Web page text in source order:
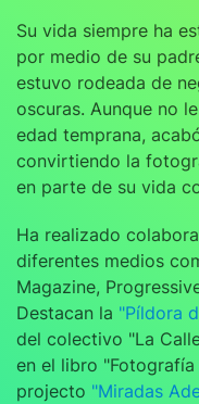
Su vida siempre ha
por medio de su
estuvo rodeada de
oscuras. Aunque no
edad temprana,
convirtiendo la
en parte de su vida
Ha realizado
diferentes medios
Magazine,
Destacan la "Píldora
del colectivo "La
en el libro
projecto "Miradas